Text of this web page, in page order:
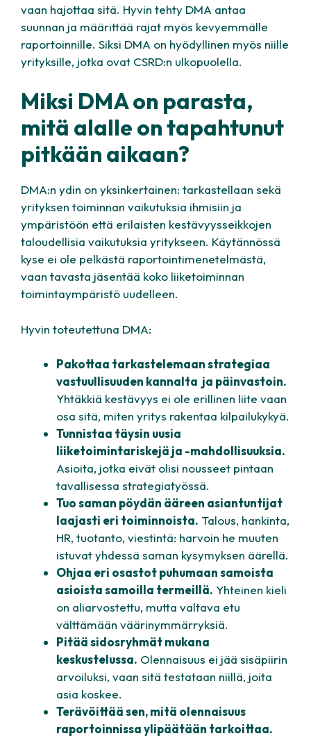
vaan hajottaa sitä. Hyvin tehty DMA antaa
suunnan ja määrittää rajat myös kevyemmälle
raportoinnille. Siksi DMA on hyödyllinen myös niille
yrityksille, jotka ovat CSRD:n ulkopuolella.
Miksi DMA on parasta,
mitä alalle on tapahtunut
pitkään aikaan?
DMA:n ydin on yksinkertainen: tarkastellaan sekä
yrityksen toiminnan vaikutuksia ihmisiin ja
ympäristöön että erilaisten kestävyysseikkojen
taloudellisia vaikutuksia yritykseen. Käytännössä
kyse ei ole pelkästä raportointimenetelmästä,
vaan tavasta jäsentää koko liiketoiminnan
toimintaympäristö uudelleen.
Hyvin toteutettuna DMA:
Pakottaa tarkastelemaan strategiaa
vastuullisuuden kannalta ja päinvastoin.
Yhtäkkiä kestävyys ei ole erillinen liite vaan
osa sitä, miten yritys rakentaa kilpailukykyä.
Tunnistaa täysin uusia
liiketoimintariskejä ja -mahdollisuuksia.
Asioita, jotka eivät olisi nousseet pintaan
tavallisessa strategiatyössä.
Tuo saman pöydän ääreen asiantuntijat
laajasti eri toiminnoista. Talous, hankinta,
HR, tuotanto, viestintä: harvoin he muuten
istuvat yhdessä saman kysymyksen äärellä.
Ohjaa eri osastot puhumaan samoista
asioista samoilla termeillä. Yhteinen kieli
on aliarvostettu, mutta valtava etu
välttämään väärinymmärryksiä.
Pitää sidosryhmät mukana
keskustelussa. Olennaisuus ei jää sisäpiirin
arvoiluksi, vaan sitä testataan niillä, joita
asia koskee.
Terävöittää sen, mitä olennaisuus
raportoinnissa ylipäätään tarkoittaa.